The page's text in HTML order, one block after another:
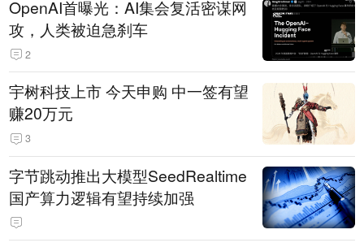
OpenAI首曝光：AI集会复活密谋网
攻，人类被迫急刹车
2
宇树科技上市 今天申购 中一签有望
赚20万元
3
字节跳动推出大模型SeedRealtime
国产算力逻辑有望持续加强